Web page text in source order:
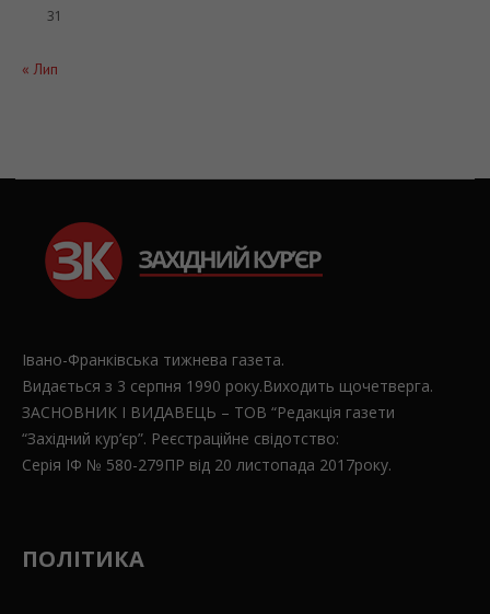
« Лип
31
Івано-Франківська тижнева газета.
Видається з 3 серпня 1990 року.Виходить щочетверга.
ЗАСНОВНИК І ВИДАВЕЦЬ – ТОВ “Редакція газети
“Західний кур’єр”. Реєстраційне свідотство:
Серія ІФ № 580-279ПР від 20 листопада 2017року.
ПОЛІТИКА